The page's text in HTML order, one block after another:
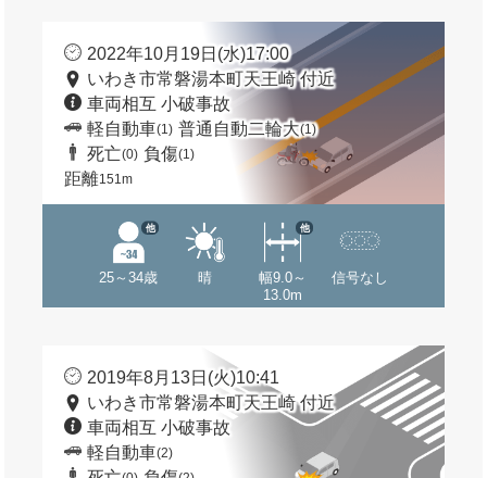
2022年10月19日(水)17:00
いわき市常磐湯本町天王崎 付近
車両相互 小破事故
軽自動車(1) 普通自動二輪大(1)
死亡(0) 負傷(1)
距離151m
25～34歳
他
晴
幅9.0～
13.0m
他
信号なし
2019年8月13日(火)10:41
いわき市常磐湯本町天王崎 付近
車両相互 小破事故
軽自動車(2)